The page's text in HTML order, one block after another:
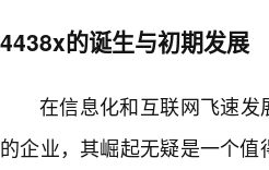
4438x的诞生与初期发展
在信息化和互联网飞速
的企业，其崛起无疑是一个